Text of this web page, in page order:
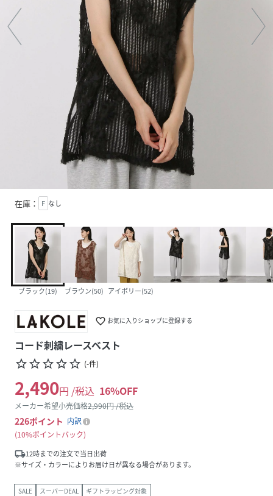
在庫： F なし
ブラック(19) ブラウン(50) アイボリー(52)
favorite_border お気に入りショップに登録する
コード刺繍レースベスト
star_borderstar_borderstar_borderstar_borderstar_border (-件)
2,490円 /税込 16%OFF
メーカー希望小売価格2,990円 /税込
226ポイント 内訳
10%ポイントバック
local_shipping12時までの注文で当日出荷
※サイズ・カラーによりお届け日が異なる場合があります。
SALE スーパーDEAL ギフトラッピング対象